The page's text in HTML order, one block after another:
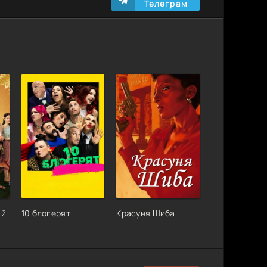
Телеграм
10 блогерят Красуня Шиба